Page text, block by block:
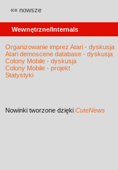
«« nowsze
Wewnętrzne/Internals
Organizowanie imprez Atari - dyskusja
Atari demoscene database - dyskusja
Colony Mobile - dyskusja
Colony Mobile - projekt
Statystyki
Nowinki tworzone dzięki CuteNews